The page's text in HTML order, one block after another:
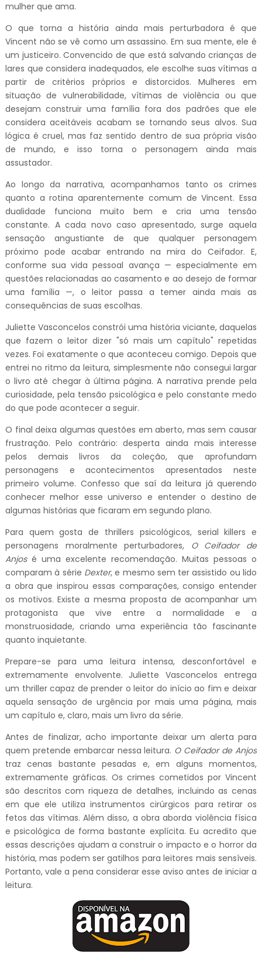
mulher que ama.
O que torna a história ainda mais perturbadora é que
Vincent não se vê como um assassino. Em sua mente, ele é
um justiceiro. Convencido de que está salvando crianças de
lares que considera inadequados, ele escolhe suas vítimas a
partir de critérios próprios e distorcidos. Mulheres em
situação de vulnerabilidade, vítimas de violência ou que
desejam construir uma família fora dos padrões que ele
considera aceitáveis acabam se tornando seus alvos. Sua
lógica é cruel, mas faz sentido dentro de sua própria visão
de mundo, e isso torna o personagem ainda mais
assustador.
Ao longo da narrativa, acompanhamos tanto os crimes
quanto a rotina aparentemente comum de Vincent. Essa
dualidade funciona muito bem e cria uma tensão
constante. A cada novo caso apresentado, surge aquela
sensação angustiante de que qualquer personagem
próximo pode acabar entrando na mira do Ceifador. E,
conforme sua vida pessoal avança — especialmente em
questões relacionadas ao casamento e ao desejo de formar
uma família —, o leitor passa a temer ainda mais as
consequências de suas escolhas.
Juliette Vasconcelos constrói uma história viciante, daquelas
que fazem o leitor dizer "só mais um capítulo" repetidas
vezes. Foi exatamente o que aconteceu comigo. Depois que
entrei no ritmo da leitura, simplesmente não consegui largar
o livro até chegar à última página. A narrativa prende pela
curiosidade, pela tensão psicológica e pelo constante medo
do que pode acontecer a seguir.
O final deixa algumas questões em aberto, mas sem causar
frustração. Pelo contrário: desperta ainda mais interesse
pelos demais livros da coleção, que aprofundam
personagens e acontecimentos apresentados neste
primeiro volume. Confesso que saí da leitura já querendo
conhecer melhor esse universo e entender o destino de
algumas histórias que ficaram em segundo plano.
Para quem gosta de thrillers psicológicos, serial killers e
personagens moralmente perturbadores, O Ceifador de
Anjosé uma excelente recomendação. Muitas pessoas o
comparam à série Dexter, e mesmo sem ter assistido ou lido
a obra que inspirou essas comparações, consigo entender
os motivos. Existe a mesma proposta de acompanhar um
protagonista que vive entre a normalidade e a
monstruosidade, criando uma experiência tão fascinante
quanto inquietante.
Prepare-se para uma leitura intensa, desconfortável e
extremamente envolvente. Juliette Vasconcelos entrega
um thriller capaz de prender o leitor do início ao fim e deixar
aquela sensação de urgência por mais uma página, mais
um capítulo e, claro, mais um livro da série.
Antes de finalizar, acho importante deixar um alerta para
quem pretende embarcar nessa leitura. O Ceifador de Anjos
traz cenas bastante pesadas e, em alguns momentos,
extremamente gráficas. Os crimes cometidos por Vincent
são descritos com riqueza de detalhes, incluindo as cenas
em que ele utiliza instrumentos cirúrgicos para retirar os
fetos das vítimas. Além disso, a obra aborda violência física
e psicológica de forma bastante explícita. Eu acredito que
essas descrições ajudam a construir o impacto e o horror da
história, mas podem ser gatilhos para leitores mais sensíveis.
Portanto, vale a pena considerar esse aviso antes de iniciar a
leitura.